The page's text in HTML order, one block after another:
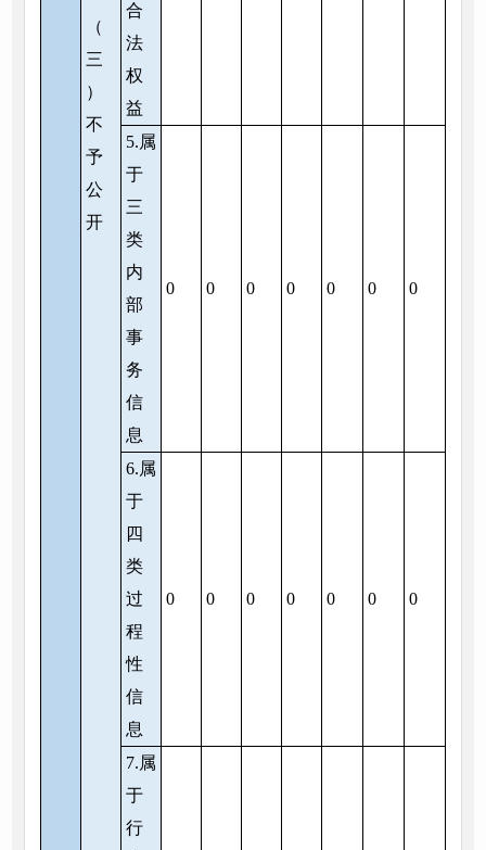
（
三
）
不
予
公
开
合
法
权
益
5.属
于
三
类
内
部
事
务
信
息
0 0 0 0 0 0 0
6.属
于
四
类
过
程
性
信
息
0 0 0 0 0 0 0
7.属
于
行